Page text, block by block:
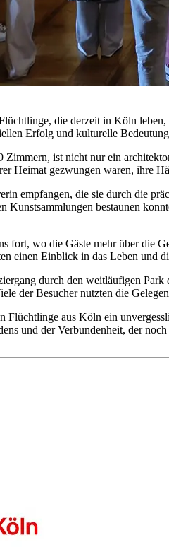
die derzeit in Köln
Erfolg und kulturelle
ist nicht nur ein
Heimat gezwungen waren, ihre
empfangen, die sie durch die
Kunstsammlungen bestaunen
fort, wo die Gäste mehr über die
einen Einblick in das Leben und
durch den weitläufigen
der Besucher nutzten die
aus Köln ein
und der Verbundenheit, der